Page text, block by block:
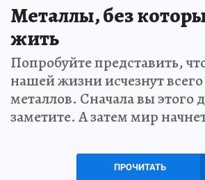
Металлы, без
жить
Попробуйте представить,
нашей жизни исчезнут
металлов. Сначала вы этого
заметите. А затем мир
ПРОЧИТАТЬ